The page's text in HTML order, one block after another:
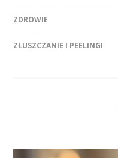
ZDROWIE
ZŁUSZCZANIE I PEELINGI